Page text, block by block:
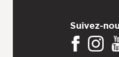
Suivez-